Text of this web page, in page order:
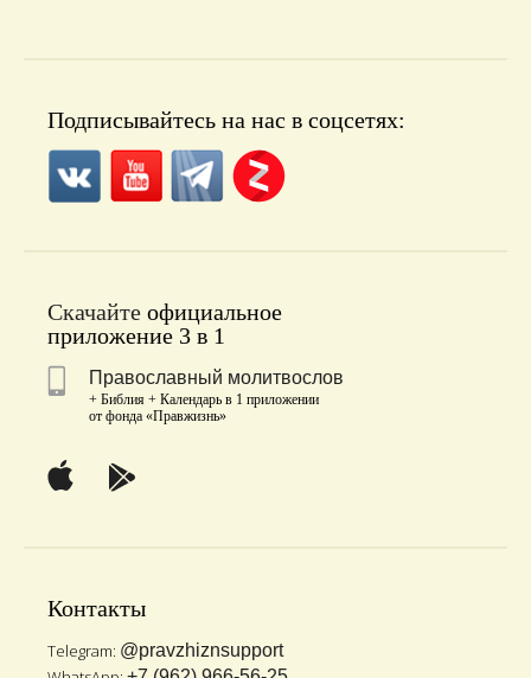
Подписывайтесь на нас в соцсетях:
Скачайте официальное
приложение 3 в 1
Православный молитвослов
+ Библия + Календарь в 1 приложении
от фонда «Правжизнь»
Контакты
Telegram: @pravzhiznsupport